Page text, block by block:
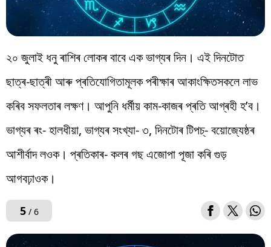
২০ জুলাই ধনু ৰাশিৰ লোকৰ বাবে এক ভাগ্যৰ দিন। এই দিনটোত
ছাত্ৰ-ছাত্ৰী আৰু প্ৰতিযোগিতামূলক পৰীক্ষাৰ আকাংক্ষিতসকলে লাভ
কৰিব সফলতাৰ লক্ষণ। আপুনি ধৰ্মীয় কাম-কাজৰ প্ৰতি আগ্ৰহী হ’ব।
ভাগ্যৰ ৰং- হালধীয়া, ভাগ্যৰ সংখ্যা- ৩, দিনটোৰ টিপচ্- বয়োজ্যেষ্ঠৰ
আশীৰ্বাদ লওক। প্ৰতিকাৰ- কলৰ গছ এজোপা পূজা কৰি গুড়
আগবঢ়াওক।
5/ 6